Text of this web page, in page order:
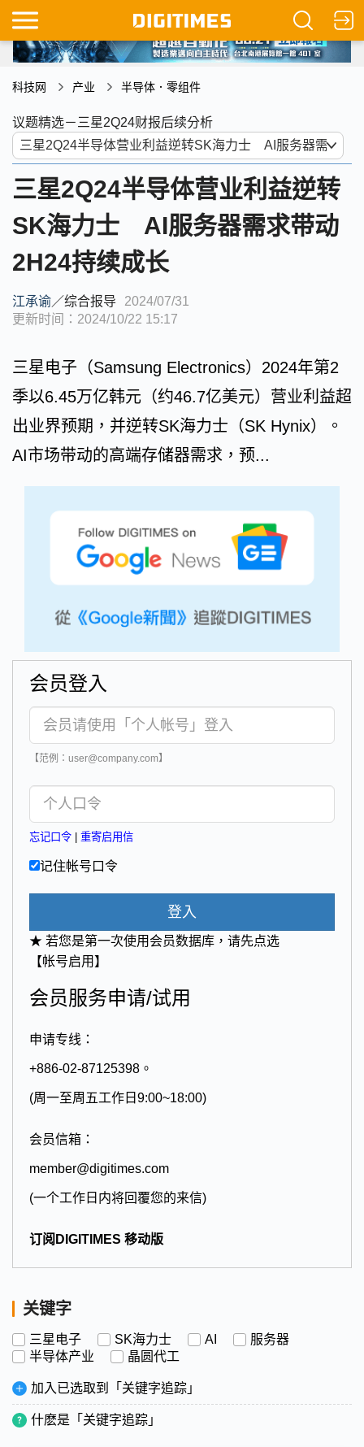
科技网 产业 半导体．零组件
议题精选－三星2Q24财报后续分析
三星2Q24半导体营业利益逆转
SK海力士 AI服务器需求带动
2H24持续成长
江承谕／综合报导
2024/07/31
更新时间：2024/10/22 15:17
三星电子（Samsung Electronics）2024年第2
季以6.45万亿韩元（约46.7亿美元）营业利益超
出业界预期，并逆转SK海力士（SK Hynix）。
AI市场带动的高端存储器需求，预...
会员登入
【范例：user@company.com】
忘记口令 重寄启用信
记住帐号口令
登入
★ 若您是第一次使用会员数据库，请先点选
【帐号启用】
会员服务申请/试用
申请专线：
+886-02-87125398。
(周一至周五工作日9:00~18:00)
会员信箱：
member@digitimes.com
(一个工作日内将回覆您的来信)
订阅DIGITIMES 移动版
关键字
三星电子 SK海力士 AI
服务器
半导体产业
晶圆代工
加入已选取到「关键字追踪」
什麽是「关键字追踪」